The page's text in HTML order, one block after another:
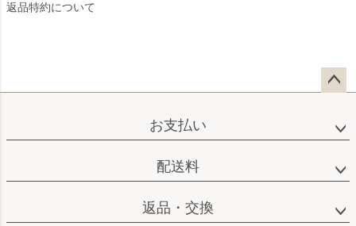
返品特約について
ップ
お支払い
配送料
返品・交換